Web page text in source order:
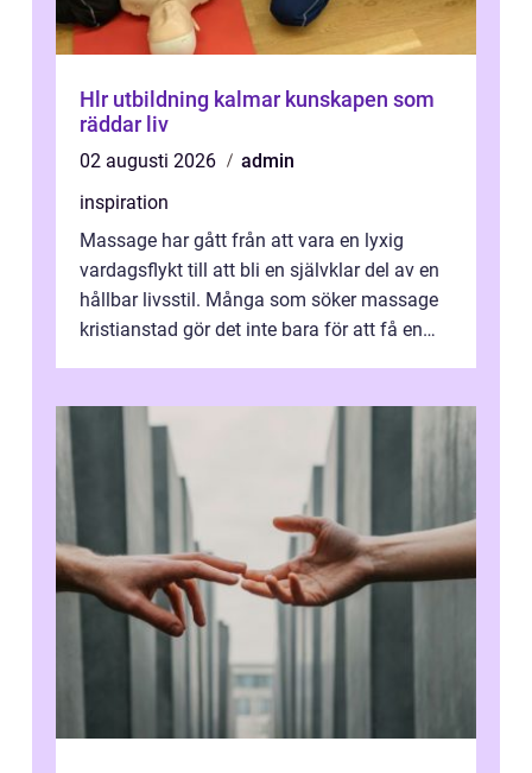
Hlr utbildning kalmar kunskapen som
räddar liv
02 augusti 2026
admin
inspiration
Massage har gått från att vara en lyxig
vardagsflykt till att bli en självklar del av en
hållbar livsstil. Många som söker massage
kristianstad gör det inte bara för att få en